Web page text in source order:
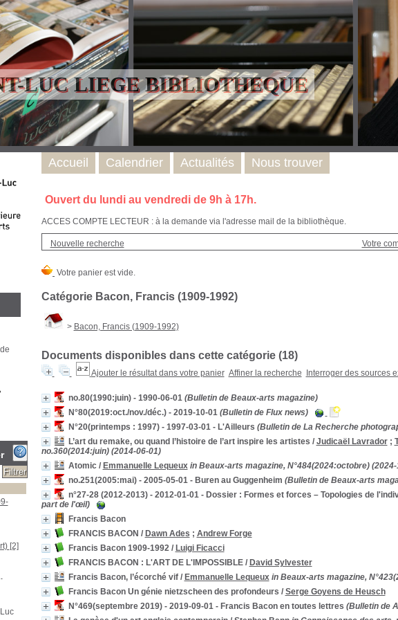
LUC LIEGE BIBLIOTHEQUE
Ouvert du lundi au vendredi de 9h à 17h.
ACCES COMPTE LECTEUR : à la demande via l'adresse mail de la bibliothèque.
Nouvelle recherche Votre
Catégorie Bacon, Francis (1909-1992)
> Bacon, Francis (1909-1992)
Documents disponibles dans cette catégorie (18)
Ajouter le résultat dans votre panier Affiner la recherche Interroger des sources
no.80(1990:juin) - 1990-06-01(Bulletin de Beaux-arts magazine)
N°80(2019:oct./nov./déc.) - 2019-10-01(Bulletin de Flux news)
N°20(printemps : 1997) - 1997-03-01 - L'Ailleurs (Bulletin de La Recherche
L’art du remake, ou quand l’histoire de l’art inspire les artistes / Judicaël Lavrador;
no.360(2014:juin) (2014-06-01)
Atomic/ Emmanuelle Lequeux in Beaux-arts magazine, N°484(2024:octobre) (2024-
no.251(2005:mai) - 2005-05-01 - Buren au Guggenheim (Bulletin de Beaux-arts
n°27-28 (2012-2013) - 2012-01-01 - Dossier : Formes et forces – Topologies de
part de l'œil)
Francis Bacon
FRANCIS BACON / Dawn Ades ; Andrew Forge
Francis Bacon 1909-1992/ Luigi Ficacci
FRANCIS BACON : L'ART DE L'IMPOSSIBLE/ David Sylvester
Francis Bacon, l’écorché vif/ Emmanuelle Lequeux in Beaux-arts magazine,
Francis Bacon Un génie nietzscheen des profondeurs / Serge Goyens de Heusch
N°469(septembre 2019) - 2019-09-01 - Francis Bacon en toutes lettres (Bulletin de
Accueil Calendrier Actualités Nous trouver
[2]
l'art
l'art